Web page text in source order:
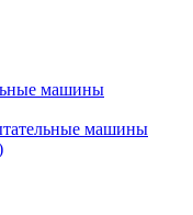
машины
машины